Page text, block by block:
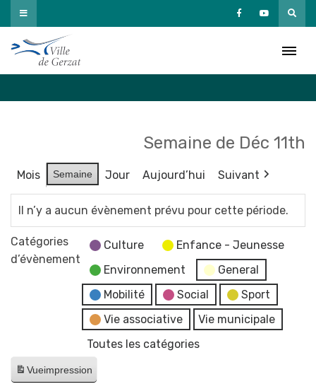
Passer
au
contenu
Semaine de Déc 11th
Mois Semaine Jour Aujourd’hui Suivant
Il n’y a aucun évènement prévu pour cette période.
Catégories
d’évènement
Culture
Enfance - Jeunesse
Environnement
General
Mobilité
Social
Sport
Vie associative
Vie municipale
Toutes les catégories
Vueimpression